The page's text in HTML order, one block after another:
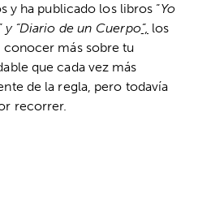
y ha publicado los libros “Yo
“Diario de un Cuerpo”, los
conocer más sobre tu
que cada vez más
de la regla, pero todavía
recorrer.